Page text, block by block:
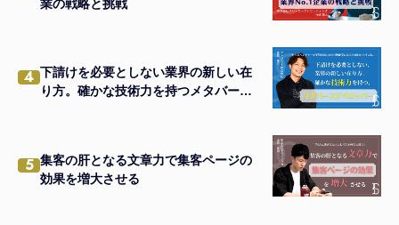
業の戦略と挑戦
4 下請けを必要としない業界の新しい在
り方。確かな技術力を持つメタバース
5 集客の肝となる文章力で集客ページの
効果を増大させる